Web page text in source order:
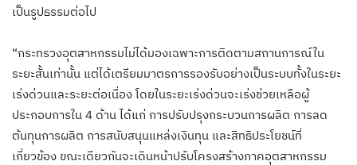
เป็นรูปธรรมต่อไป
“กระทรวงอุตสาหกรรมไม่ได้มองเฉพาะการติดตามสถานการณ์ใน
ระยะสั้นเท่านั้น แต่ได้เตรียมมาตรการรองรับอย่างเป็นระบบทั้งในระยะ
เร่งด่วนและระยะต่อเนื่อง โดยในระยะเร่งด่วนจะเร่งช่วยเหลือผู้
ประกอบการใน 4 ด้าน ได้แก่ การปรับปรุงกระบวนการผลิต การลด
ต้นทุนการผลิต การสนับสนุนแหล่งเงินทุน และสิทธิประโยชน์ที่
เกี่ยวข้อง ขณะเดียวกันจะเดินหน้าปรับโครงสร้างภาคอุตสาหกรรม